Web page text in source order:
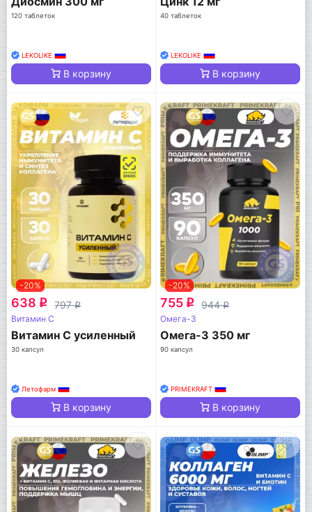
120 таблеток
LEKOLIKE
В корзину
40 таблеток
LEKOLIKE
В корзину
-20%
638 q 797q
Витамин C
Витамин C усиленный
30 капсул
Летофарм
В корзину
-20%
755 q 944q
Омега-3
Омега-3 350 мг
90 капсул
PRIMEKRAFT
В корзину